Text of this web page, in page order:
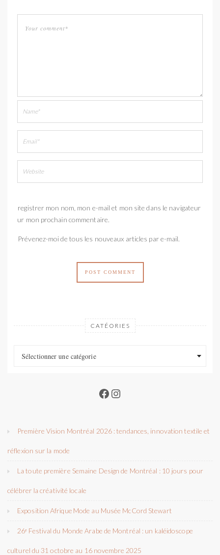
Enregistrer mon nom, mon e-mail et mon site dans le navigateur
pour mon prochain commentaire.
Prévenez-moi de tous les nouveaux articles par e-mail.
CATÉORIES
Sélectionner une catégorie
Facebook
Instagram
Première Vision Montréal 2026 : tendances, innovation textile et
réflexion sur la mode
La toute première Semaine Design de Montréal : 10 jours pour
célébrer la créativité locale
Exposition Afrique Mode au Musée McCord Stewart
26ᵉ Festival du Monde Arabe de Montréal : un kaléidoscope
culturel du 31 octobre au 16 novembre 2025